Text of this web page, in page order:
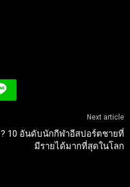
Next article
? 10 อันดับนักกีฬาอีสปอร์ตชายที่
มีรายได้มากที่สุดในโลก